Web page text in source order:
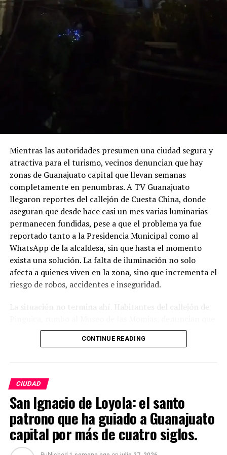
Mientras las autoridades presumen una ciudad segura y
atractiva para el turismo, vecinos denuncian que hay
zonas de Guanajuato capital que llevan semanas
completamente en penumbras. A TV Guanajuato
llegaron reportes del callejón de Cuesta China, donde
aseguran que desde hace casi un mes varias luminarias
permanecen fundidas, pese a que el problema ya fue
reportado tanto a la Presidencia Municipal como al
WhatsApp de la alcaldesa, sin que hasta el momento
exista una solución. La falta de iluminación no solo
afecta a quienes viven en la zona, sino que incrementa el
riesgo de robos, accidentes e inseguridad.
La situación no termina ahí. Habitantes del callejón de
nuevamente carecen de alumbrado público. Afirman que
caminar por ese lugar durante la noche se ha convertido
las autoridades. Señalan que, pese a los constantes
reportes, el problema sigue sin atenderse.
Lo más preocupante es que Cuesta China y el callejón de
Pinguica no son casos aislados. En distintas colonias,
callejones y comunidades de Guanajuato capital se
repiten las quejas por luminarias descompuestas y calles
CONTINUE READING
CIUDAD
San Ignacio de Loyola: el santo
patrono que ha guiado a Guanajuato
capital por más de cuatro siglos.